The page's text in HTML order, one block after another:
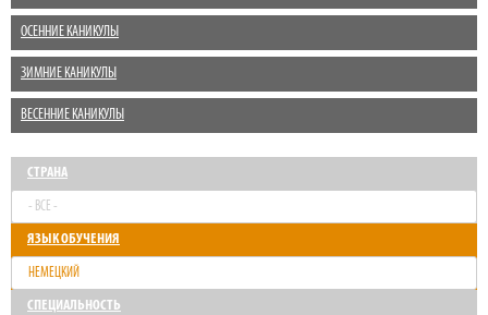
ОСЕННИЕ КАНИКУЛЫ
ЗИМНИЕ КАНИКУЛЫ
ВЕСЕННИЕ КАНИКУЛЫ
СТРАНА
- ВСЕ -
ЯЗЫК ОБУЧЕНИЯ
НЕМЕЦКИЙ
СПЕЦИАЛЬНОСТЬ